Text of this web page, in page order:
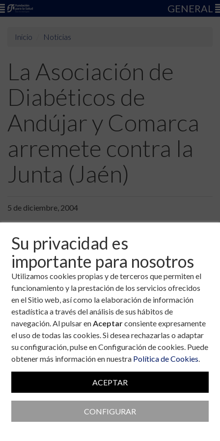
Su privacidad es
importante para nosotros
Utilizamos cookies propias y de terceros que permiten el
funcionamiento y la prestación de los servicios ofrecidos
en el Sitio web, así como la elaboración de información
estadística a través del análisis de sus hábitos de
navegación. Al pulsar enAceptarconsiente expresamente
el uso de todas las cookies. Si desea rechazarlas o adaptar
su configuración, pulse en Configuración de cookies. Puede
obtener más información en nuestra Política de Cookies.
ACEPTAR
CONFIGURAR
GENERAL
Inicio Noticias
La Asociación de
Diabéticos de
Andújar y Comarca
arremete contra la
Junta (Jaén)
5 de diciembre, 2004
pdf)
Colaboran con la Fundación